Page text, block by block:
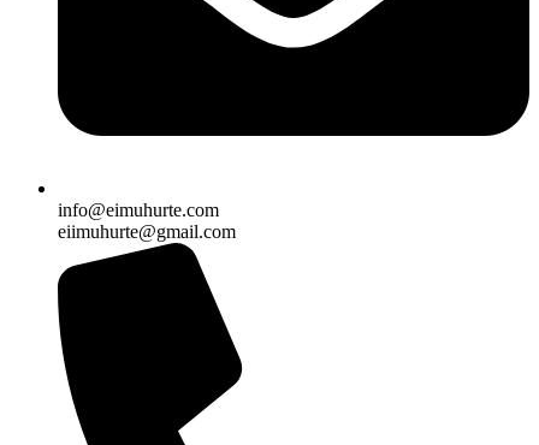
info@eimuhurte.com
eiimuhurte@gmail.com